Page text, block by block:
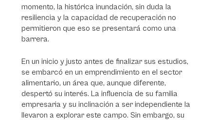
momento, la histórica inundación, sin duda la
resiliencia y la capacidad de recuperación no
permitieron que eso se presentará como una
barrera.
En un inicio y justo antes de finalizar sus estudios,
se embarcó en un emprendimiento en el sector
alimentario, un área que, aunque diferente,
despertó su interés. La influencia de su familia
empresaria y su inclinación a ser independiente la
llevaron a explorar este campo. Sin embargo, su